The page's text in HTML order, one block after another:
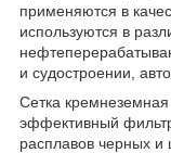
применяются в
используются в
и судостроении,
Сетка
эффективный
расплавов черных и